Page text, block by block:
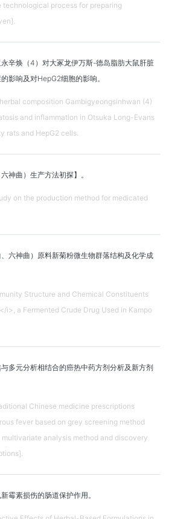
technological process for preparing
辛焕（4）对大冢龙伊万斯-德岛脂肪大鼠肝脏
影响及对HepG2细胞的影响。
composition Gambigyeongsinhwan (4)
and inflammation in Otsuka Long-Evans
rats and HepG2 cells.
六神曲）生产方法初探】。
on the production method for medicated
六神曲）原料新菊粉微生物群落结构及化学成
Structure and Chemical Constituents
i>, a Fermented Crude Drug Used in Kampo
与多元分析相结合的癌热中药方剂分析及新方剂
Chinese medicine prescriptions
fever based on grey screening method
analysis method and discovery
霉素损伤的肠道保护作用。